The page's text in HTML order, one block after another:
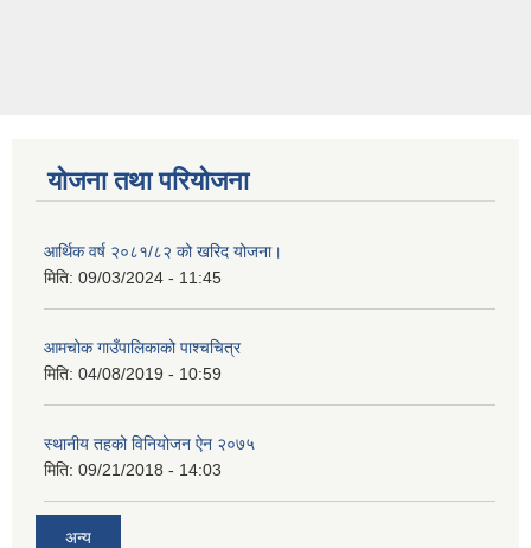
योजना तथा परियोजना
आर्थिक वर्ष २०८१/८२ को खरिद योजना।
मिति: 09/03/2024 - 11:45
आमचोक गाउँपालिकाको पाश्चचित्र
मिति: 04/08/2019 - 10:59
स्थानीय तहको विनियोजन ऐन २०७५
मिति: 09/21/2018 - 14:03
अन्य